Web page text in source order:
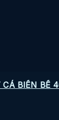
CÁ BIỂN BỂ